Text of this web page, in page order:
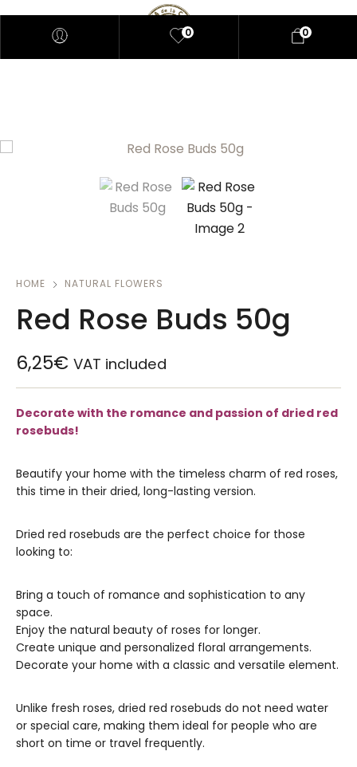
0 0
HOME NATURAL FLOWERS
Red Rose Buds 50g
6,25€ VAT included
Decorate with the romance and passion of dried red
rosebuds!
Beautify your home with the timeless charm of red roses,
this time in their dried, long-lasting version.
Dried red rosebuds are the perfect choice for those
looking to:
Bring a touch of romance and sophistication to any
space.
Enjoy the natural beauty of roses for longer.
Create unique and personalized floral arrangements.
Decorate your home with a classic and versatile element.
Unlike fresh roses, dried red rosebuds do not need water
or special care, making them ideal for people who are
short on time or travel frequently.